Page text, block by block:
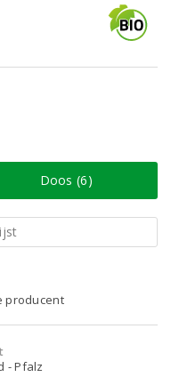
Doos (6)
producent
- Pfalz